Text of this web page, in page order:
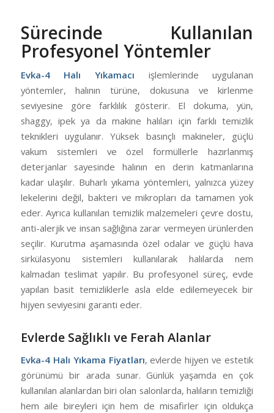
Sürecinde Kullanılan
Profesyonel Yöntemler
Evka-4 Halı Yıkamacı işlemlerinde uygulanan
yöntemler, halının türüne, dokusuna ve kirlenme
seviyesine göre farklılık gösterir. El dokuma, yün,
shaggy, ipek ya da makine halıları için farklı temizlik
teknikleri uygulanır. Yüksek basınçlı makineler, güçlü
vakum sistemleri ve özel formüllerle hazırlanmış
deterjanlar sayesinde halının en derin katmanlarına
kadar ulaşılır. Buharlı yıkama yöntemleri, yalnızca yüzey
lekelerini değil, bakteri ve mikropları da tamamen yok
eder. Ayrıca kullanılan temizlik malzemeleri çevre dostu,
anti-alerjik ve insan sağlığına zarar vermeyen ürünlerden
seçilir. Kurutma aşamasında özel odalar ve güçlü hava
sirkülasyonu sistemleri kullanılarak halılarda nem
kalmadan teslimat yapılır. Bu profesyonel süreç, evde
yapılan basit temizliklerle asla elde edilemeyecek bir
hijyen seviyesini garanti eder.
Evlerde Sağlıklı ve Ferah Alanlar
Evka-4 Halı Yıkama Fiyatları, evlerde hijyen ve estetik
görünümü bir arada sunar. Günlük yaşamda en çok
kullanılan alanlardan biri olan salonlarda, halıların temizliği
hem aile bireyleri için hem de misafirler için oldukça